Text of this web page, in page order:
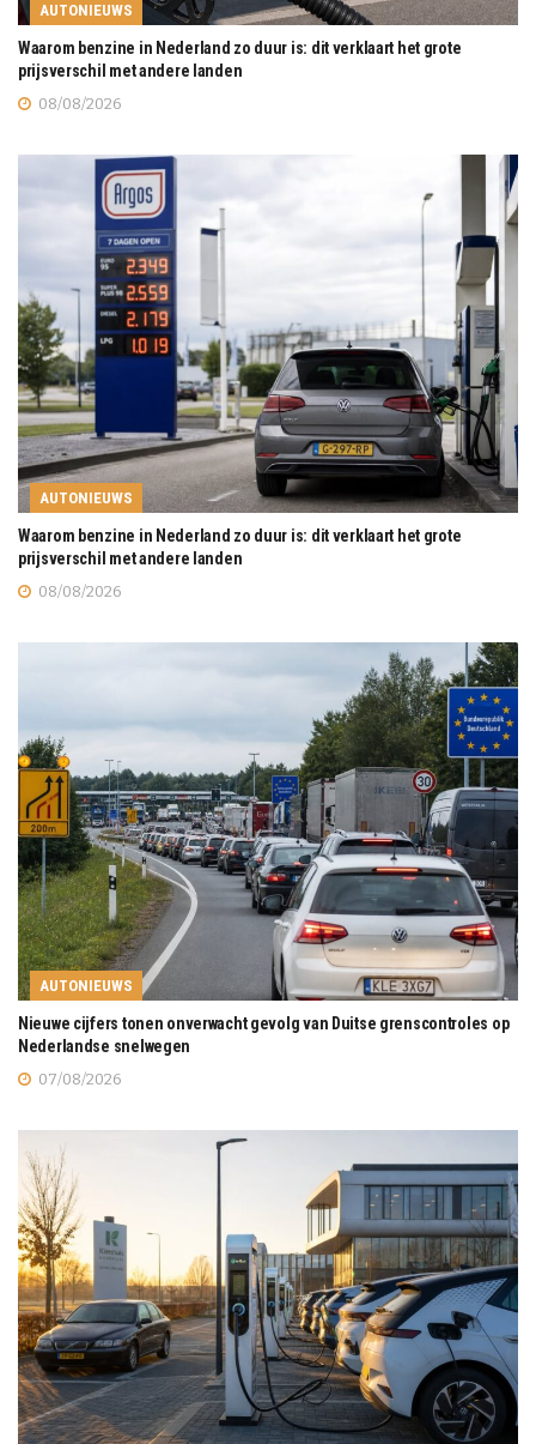
AUTONIEUWS
Waarom benzine in Nederland zo duur is: dit verklaart het grote
prijsverschil met andere landen
08/08/2026
AUTONIEUWS
Waarom benzine in Nederland zo duur is: dit verklaart het grote
prijsverschil met andere landen
08/08/2026
AUTONIEUWS
Nieuwe cijfers tonen onverwacht gevolg van Duitse grenscontroles op
Nederlandse snelwegen
07/08/2026